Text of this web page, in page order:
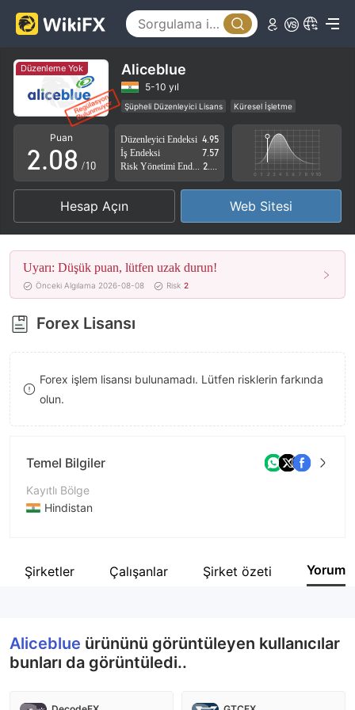
Düzenleme Yok Aliceblue
5-10 yıl
Şüpheli Düzenleyici Lisans
Küresel İşletme
Yüksek düzeyde potansiyel risk
Puan
0
1
2
3
4
5
6
7
8
9
.0
1
2
3
4
5
6
7
8
4
5
6
7
8
9
/10
Düzenleyici Endeksi 4.95
İş Endeksi
7.57
Hesap Açın Web Sitesi
Uyarı: Düşük puan, lütfen uzak durun!
Önceki Algılama 2026-08-08 Risk 2
Forex Lisansı
Forex işlem lisansı bulunamadı. Lütfen risklerin farkında
olun.
Temel Bilgiler
Kayıtlı Bölge
Hindistan
Şirket Adı
Şirketler Çalışanlar Şirket özeti Yorum
Aliceblue ürününü görüntüleyen kullanıcılar
bunları da görüntüledi..